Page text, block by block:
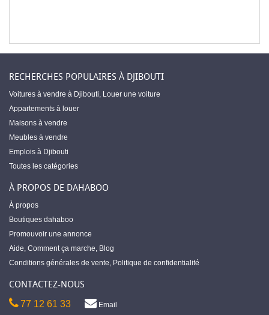
RECHERCHES POPULAIRES À DJIBOUTI
Voitures à vendre à Djibouti, Louer une voiture
Appartements à louer
Maisons à vendre
Meubles à vendre
Emplois à Djibouti
Toutes les catégories
À PROPOS DE DAHABOO
À propos
Boutiques dahaboo
Promouvoir une annonce
Aide, Comment ça marche, Blog
Conditions générales de vente, Politique de confidentialité
CONTACTEZ-NOUS
77 12 61 33 Email